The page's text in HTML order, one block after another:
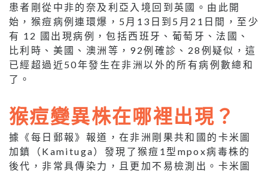
患者剛從中非的奈及利亞入境回到英國。由此開
始，猴痘病例連環爆，5月13日到5月21日間，至少
有 12 國出現病例，包括西班牙、葡萄牙、法國、
比利時、美國、澳洲等，92例確診、28例疑似，這
已經超過近50年發生在非洲以外的所有病例數總和
了。
猴痘變異株在哪裡出現？
據《每日郵報》報道，在非洲剛果共和國的卡米圖
加鎮（Kamituga）發現了猴痘1型mpox病毒株的
後代，非常具傳染力，且更加不易檢測出。卡米圖